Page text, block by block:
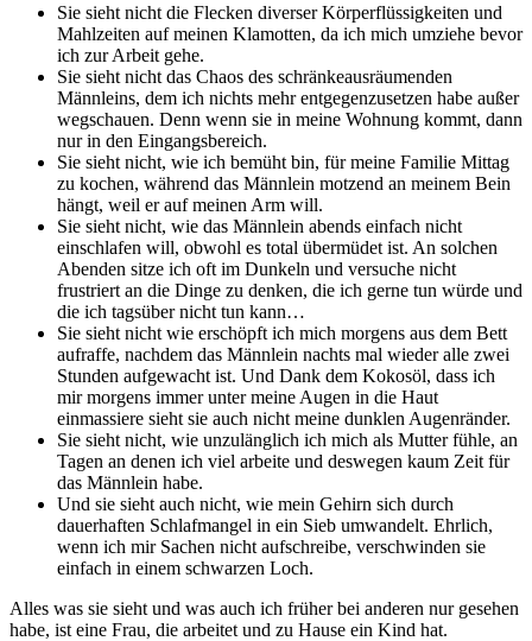
Sie sieht nicht die Flecken diverser Körperflüssigkeiten und
Mahlzeiten auf meinen Klamotten, da ich mich umziehe bevor
ich zur Arbeit gehe.
Sie sieht nicht das Chaos des schränkeausräumenden
Männleins, dem ich nichts mehr entgegenzusetzen habe außer
wegschauen. Denn wenn sie in meine Wohnung kommt, dann
nur in den Eingangsbereich.
Sie sieht nicht, wie ich bemüht bin, für meine Familie Mittag
zu kochen, während das Männlein motzend an meinem Bein
hängt, weil er auf meinen Arm will.
Sie sieht nicht, wie das Männlein abends einfach nicht
einschlafen will, obwohl es total übermüdet ist. An solchen
Abenden sitze ich oft im Dunkeln und versuche nicht
frustriert an die Dinge zu denken, die ich gerne tun würde und
die ich tagsüber nicht tun kann…
Sie sieht nicht wie erschöpft ich mich morgens aus dem Bett
aufraffe, nachdem das Männlein nachts mal wieder alle zwei
Stunden aufgewacht ist. Und Dank dem Kokosöl, dass ich
mir morgens immer unter meine Augen in die Haut
einmassiere sieht sie auch nicht meine dunklen Augenränder.
Sie sieht nicht, wie unzulänglich ich mich als Mutter fühle, an
Tagen an denen ich viel arbeite und deswegen kaum Zeit für
das Männlein habe.
Und sie sieht auch nicht, wie mein Gehirn sich durch
dauerhaften Schlafmangel in ein Sieb umwandelt. Ehrlich,
wenn ich mir Sachen nicht aufschreibe, verschwinden sie
einfach in einem schwarzen Loch.
Alles was sie sieht und was auch ich früher bei anderen nur gesehen
habe, ist eine Frau, die arbeitet und zu Hause ein Kind hat.